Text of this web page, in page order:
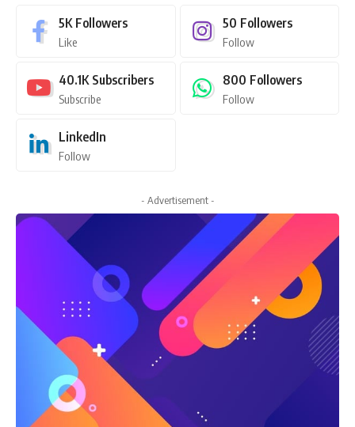
5K Followers
Like
50 Followers
Follow
40.1K Subscribers
Subscribe
800 Followers
Follow
LinkedIn
Follow
- Advertisement -